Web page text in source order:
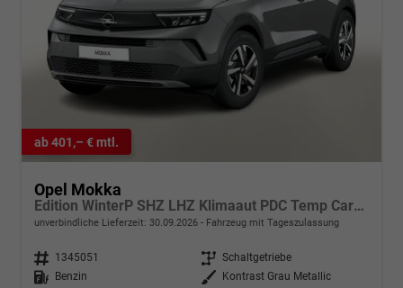
ab 401,– € mtl.
Opel Mokka
Edition WinterP SHZ LHZ Klimaaut PDC Temp CarPlay
unverbindliche Lieferzeit: 30.09.2026 Fahrzeug mit Tageszulassung
Fahrzeugnr. 1345051 Getriebe Schaltgetriebe
Kraftstoff
Benzin Außenfarbe
Kontrast Grau Metallic